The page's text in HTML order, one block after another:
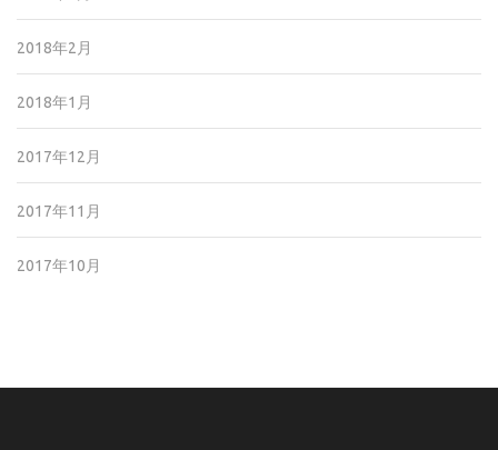
2018年2月
2018年1月
2017年12月
2017年11月
2017年10月